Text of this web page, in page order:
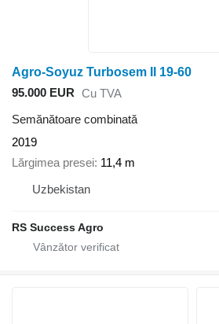
Agro-Soyuz Turbosem II 19-60
95.000 EUR Cu TVA
Semănătoare combinată
2019
Lărgimea presei 11,4 m
Uzbekistan
RS Success Agro